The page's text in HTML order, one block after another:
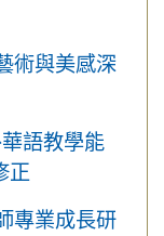
術與美感深
語教學能
正
專業成長研